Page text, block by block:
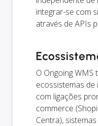
integrar-se com
através de APIs
O Ongoing WMS
ecossistemas
com ligações
commerce
Centra),